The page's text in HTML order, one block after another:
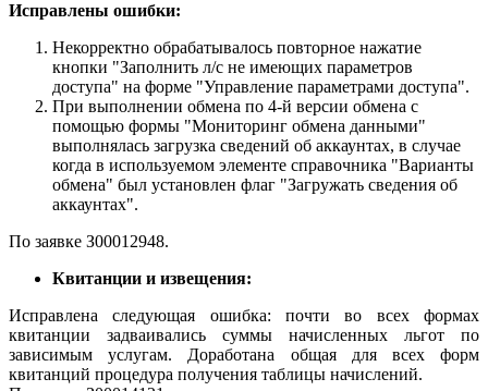
Исправлены ошибки:
Некорректно обрабатывалось повторное нажатие
кнопки "Заполнить л/с не имеющих параметров
доступа" на форме "Управление параметрами доступа".
При выполнении обмена по 4-й версии обмена с
помощью формы "Мониторинг обмена данными"
выполнялась загрузка сведений об аккаунтах, в случае
когда в используемом элементе справочника "Варианты
обмена" был установлен флаг "Загружать сведения об
аккаунтах".
По заявке З00012948.
Квитанции и извещения:
Исправлена следующая ошибка: почти во всех формах
квитанции задваивались суммы начисленных льгот по
зависимым услугам. Доработана общая для всех форм
квитанций процедура получения таблицы начислений.